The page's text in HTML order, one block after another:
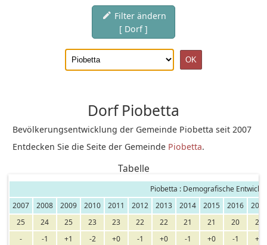
Filter ändern
[ Dorf ]
Dorf Piobetta
Bevölkerungsentwicklung der Gemeinde Piobetta seit 2007
Entdecken Sie die Seite der Gemeinde Piobetta.
Tabelle
Piobetta : Demografische
2007
2008 2009 2010 2011 2012 2013 2014 2015 2016
25
24 25 23 23 22 22 21 21 20
20
-
-1 +1 -2 +0 -1 +0 -1 +0 -1
+0